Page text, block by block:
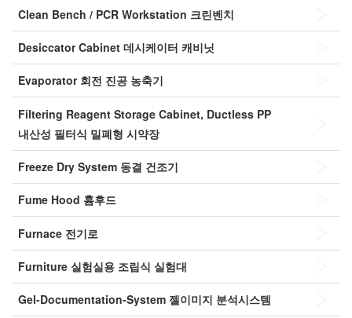
Clean Bench / PCR Workstation 크린벤치
Desiccator Cabinet 데시케이터 캐비닛
Evaporator 회전 진공 농축기
Filtering Reagent Storage Cabinet, Ductless PP
내산성 필터식 밀폐형 시약장
Freeze Dry System 동결 건조기
Fume Hood 흄후드
Furnace 전기로
Furniture 실험실용 조립식 실험대
Gel-Documentation-System 젤이미지 분석시스템